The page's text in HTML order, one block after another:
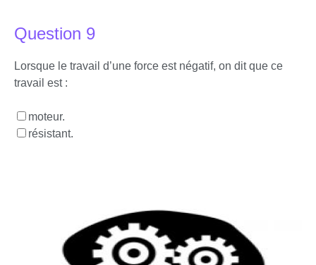
Question 9
Lorsque le travail d’une force est négatif, on dit que ce
travail est :
moteur.
résistant.